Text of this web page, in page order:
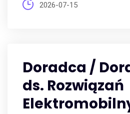
2026-07-15
Doradca /
ds. Rozwiązań